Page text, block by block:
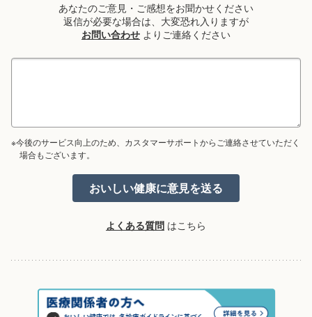
あなたのご意見・ご感想をお聞かせください
返信が必要な場合は、大変恐れ入りますが
お問い合わせ よりご連絡ください
※今後のサービス向上のため、カスタマーサポートからご連絡させていただく
場合もございます。
よくある質問 はこちら